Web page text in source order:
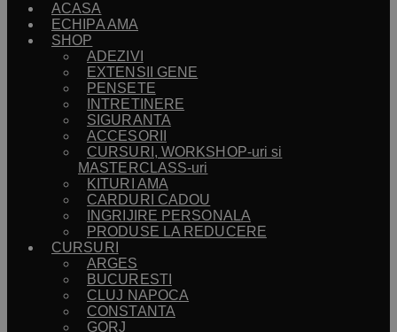
ACASA
ECHIPA AMA
SHOP
ADEZIVI
EXTENSII GENE
PENSETE
INTRETINERE
SIGURANTA
ACCESORII
CURSURI, WORKSHOP-uri si
MASTERCLASS-uri
KITURI AMA
CARDURI CADOU
INGRIJIRE PERSONALA
PRODUSE LA REDUCERE
CURSURI
ARGES
BUCURESTI
CLUJ NAPOCA
CONSTANTA
GORJ